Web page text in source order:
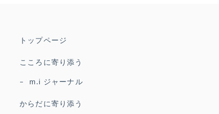
トップページ
こころに寄り添う
m.i ジャーナル
からだに寄り添う